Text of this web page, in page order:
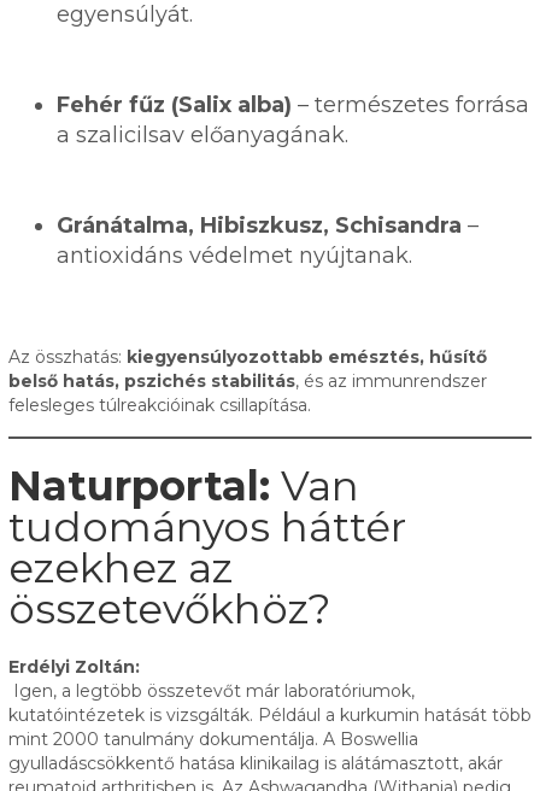
egyensúlyát.
Fehér fűz (Salix alba) – természetes forrása
a szalicilsav előanyagának.
Gránátalma, Hibiszkusz, Schisandra –
antioxidáns védelmet nyújtanak.
Az összhatás: kiegyensúlyozottabb emésztés, hűsítő
belső hatás, pszichés stabilitás, és az immunrendszer
felesleges túlreakcióinak csillapítása.
Naturportal: Van
tudományos háttér
ezekhez az
összetevőkhöz?
Erdélyi Zoltán:
Igen, a legtöbb összetevőt már laboratóriumok,
kutatóintézetek is vizsgálták. Például a kurkumin hatását több
mint 2000 tanulmány dokumentálja. A Boswellia
gyulladáscsökkentő hatása klinikailag is alátámasztott, akár